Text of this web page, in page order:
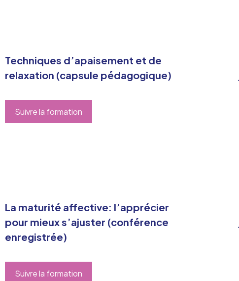
Techniques d’apaisement et de
relaxation (capsule pédagogique)
Suivre la formation
La maturité affective: l’apprécier
pour mieux s’ajuster (conférence
enregistrée)
Suivre la formation